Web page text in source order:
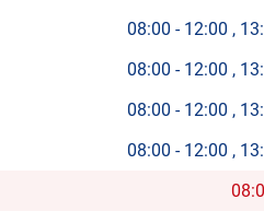
08:00 - 12:00
08:00 - 12:00
08:00 - 12:00
08:00 - 12:00